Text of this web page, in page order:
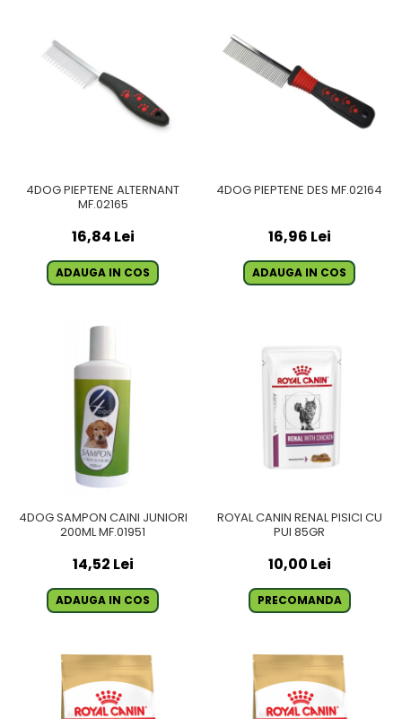
4DOG PIEPTENE ALTERNANT
MF.02165
16,84 Lei
ADAUGA IN COS
4DOG PIEPTENE DES MF.02164
16,96 Lei
ADAUGA IN COS
4DOG SAMPON CAINI JUNIORI
200ML MF.01951
14,52 Lei
ADAUGA IN COS
ROYAL CANIN RENAL PISICI CU
PUI 85GR
10,00 Lei
PRECOMANDA